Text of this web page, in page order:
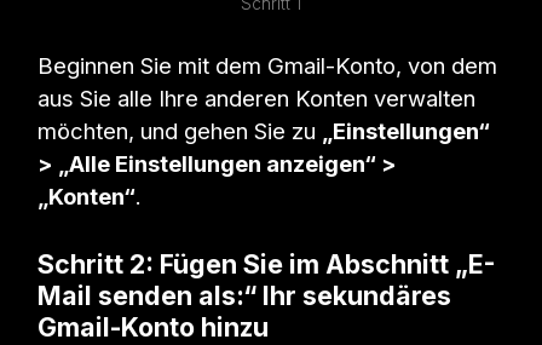
Beginnen Sie mit dem Gmail-Konto, von dem
aus Sie alle Ihre anderen Konten verwalten
möchten, und gehen Sie zu
„Einstellungen“
> „Alle Einstellungen anzeigen“ >
„Konten“.
Schritt 2: Fügen Sie im Abschnitt „E-
Mail senden als:“ Ihr sekundäres
Gmail-Konto hinzu